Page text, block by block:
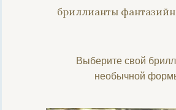
бриллианты
Выберите свой
необычной